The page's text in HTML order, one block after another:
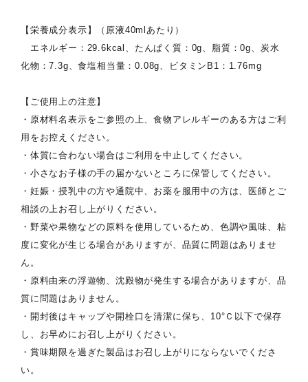
【栄養成分表示】（原液40mlあたり）
エネルギー：29.6kcal、たんぱく質：0g、脂質：0g、炭水
化物：7.3g、食塩相当量：0.08g、ビタミンB1：1.76mg
【ご使用上の注意】
・原材料名表示をご参照の上、食物アレルギーのある方はご利
用をお控えください。
・体質に合わない場合はご利用を中止してください。
・小さなお子様の手の届かないところに保管してください。
・妊娠・授乳中の方や通院中、お薬を服用中の方は、医師とご
相談の上お召し上がりください。
・野菜や果物などの原料を使用しているため、色調や風味、粘
度に変化が生じる場合がありますが、品質に問題はありませ
ん。
・原料由来の浮遊物、沈殿物が発生する場合がありますが、品
質に問題はありません。
・開封後はキャップや開栓口を清潔に保ち、10°Ｃ以下で保存
し、お早めにお召し上がりください。
・賞味期限を過ぎた製品はお召し上がりにならないでくださ
い。